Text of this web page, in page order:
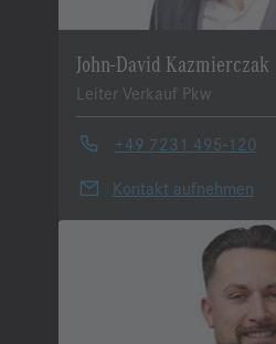
John-David Kazmierczak
Leiter Verkauf Pkw
+49 7231 495-120
Kontakt aufnehmen